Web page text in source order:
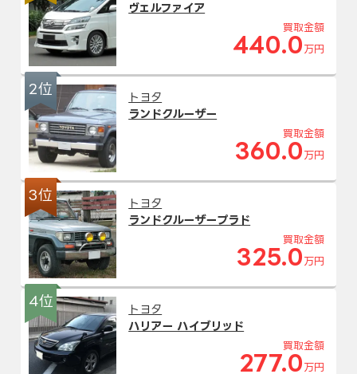
ヴェルファイア
買取金額
440.0 万円
2位
トヨタ
ランドクルーザー
買取金額
360.0 万円
3位
トヨタ
ランドクルーザープラド
買取金額
325.0 万円
4位
トヨタ
ハリアー ハイブリッド
買取金額
277.0 万円